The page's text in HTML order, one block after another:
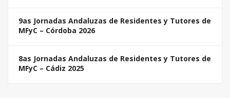
9as Jornadas Andaluzas de Residentes y Tutores de
MFyC – Córdoba 2026
8as Jornadas Andaluzas de Residentes y Tutores de
MFyC – Cádiz 2025